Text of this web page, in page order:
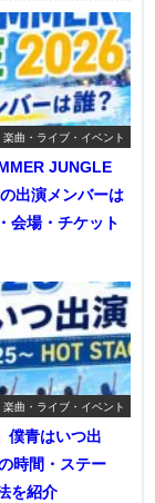
楽曲・ライブ・イベント
JUNGLE
出演メンバーは
会場・チケット
楽曲・ライブ・イベント
僕青はいつ出
時間・ステー
を紹介